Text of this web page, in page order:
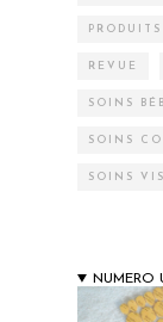
REVUE
SOINS
SOINS
SOINS
NUMERO